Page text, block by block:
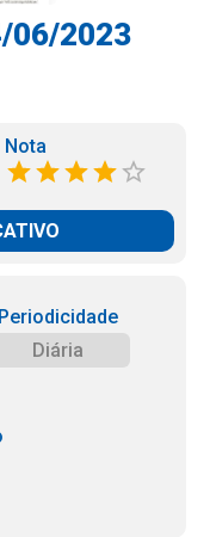
06/2023
Nota
Periodicidade
Diária